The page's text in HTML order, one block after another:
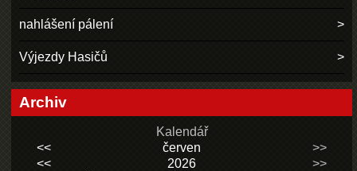
nahlášení pálení
Výjezdy Hasičů
Archiv
Kalendář
<<
červen
>>
<<
2026
>>